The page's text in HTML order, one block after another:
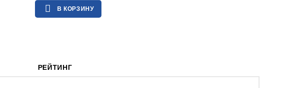
 В КОРЗИНУ
РЕЙТИНГ